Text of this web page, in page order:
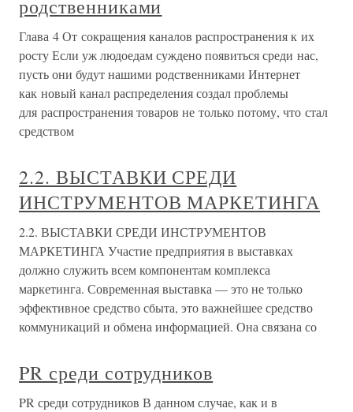
родственниками
Глава 4 От сокращения каналов распространения к их
росту Если уж людоедам суждено появиться среди нас,
пусть они будут нашими родственниками Интернет
как новый канал распределения создал проблемы
для распространения товаров не только потому, что стал
средством
2.2. ВЫСТАВКИ СРЕДИ
ИНСТРУМЕНТОВ МАРКЕТИНГА
2.2. ВЫСТАВКИ СРЕДИ ИНСТРУМЕНТОВ
МАРКЕТИНГА Участие предприятия в выставках
должно служить всем компонентам комплекса
маркетинга. Современная выставка — это не только
эффективное средство сбыта, это важнейшее средство
коммуникаций и обмена информацией. Она связана со
PR среди сотрудников
PR среди сотрудников В данном случае, как и в